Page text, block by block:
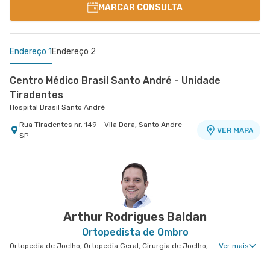
MARCAR CONSULTA
Endereço 1 Endereço 2
Centro Médico Brasil Santo André - Unidade
Tiradentes
Hospital Brasil Santo André
Rua Tiradentes nr. 149 - Vila Dora, Santo Andre -
SP
VER MAPA
Rua Americo Brasiliense nr. 596 - Centro, Sao
Arthur Rodrigues Baldan
Ortopedista de Ombro
Ortopedia de Joelho, Ortopedia Geral, Cirurgia de Joelho, Ortopedia de Cotovelo, Cirurgia de Cotovelo, Cirurgia de Ombro Ver mais